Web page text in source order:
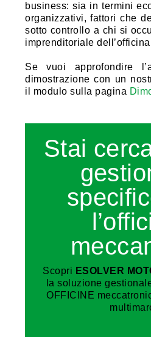
business: sia in termini
organizzativi, fattori che
sotto controllo a chi si
imprenditoriale
Se vuoi approfondire
dimostrazione con un
il modulo sulla pagina
Stai
Scopri ESOLVER
la soluzione
OFFICINE